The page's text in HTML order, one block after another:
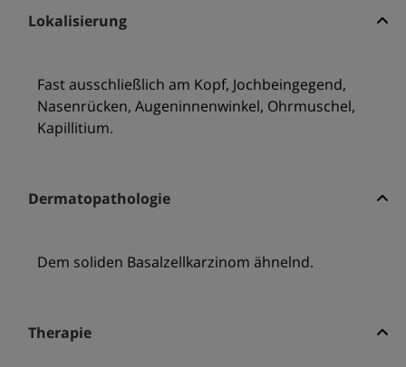
Lokalisierung
Fast ausschließlich am Kopf, Jochbeingegend,
Nasenrücken, Augeninnenwinkel, Ohrmuschel,
Kapillitium.
Dermatopathologie
Dem soliden Basalzellkarzinom ähnelnd.
Therapie